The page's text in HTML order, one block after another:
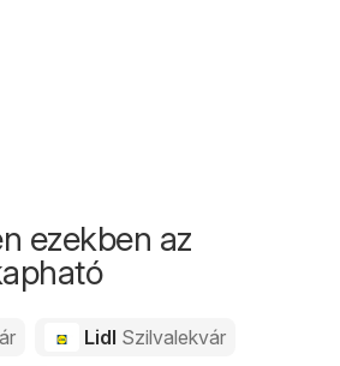
ezekben az
Lidl Szilvalekvár